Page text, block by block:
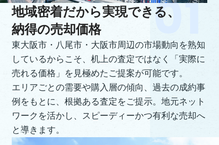
地域密着だから実現できる、
納得の売却価格
東大阪市・八尾市・大阪市周辺の市場動向を熟知
しているからこそ、机上の査定ではなく「実際に
売れる価格」を見極めたご提案が可能です。
エリアごとの需要や購入層の傾向、過去の成約事
例をもとに、根拠ある査定をご提示。地元ネット
ワークを活かし、スピーディーかつ有利な売却へ
と導きます。